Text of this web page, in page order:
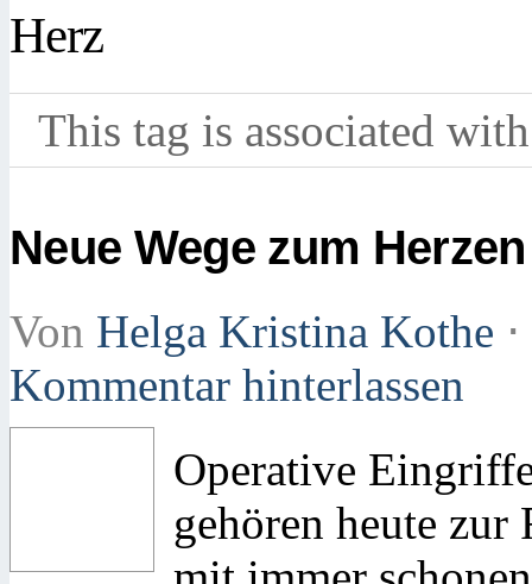
Herz
This tag is associated
Neue Wege zum Herzen
Von Helga Kristina Kothe ⋅
Kommentar hinterlassen
Operative
gehören heute